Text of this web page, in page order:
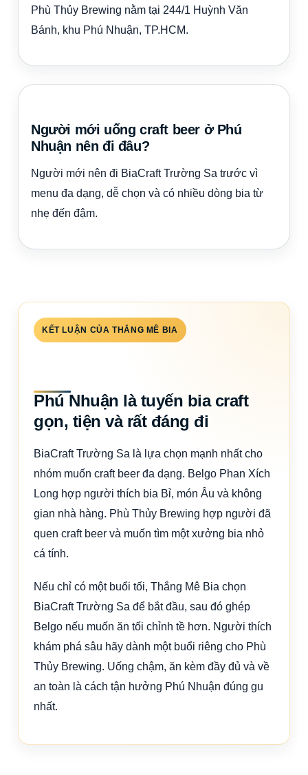
Phù Thủy Brewing nằm tại 244/1 Huỳnh Văn
Bánh, khu Phú Nhuận, TP.HCM.
Người mới uống craft beer ở Phú
Nhuận nên đi đâu?
Người mới nên đi BiaCraft Trường Sa trước vì
menu đa dạng, dễ chọn và có nhiều dòng bia từ
nhẹ đến đậm.
KẾT LUẬN CỦA THẮNG MÊ BIA
Phú Nhuận là tuyến bia craft
gọn, tiện và rất đáng đi
BiaCraft Trường Sa là lựa chọn mạnh nhất cho
nhóm muốn craft beer đa dạng. Belgo Phan Xích
Long hợp người thích bia Bỉ, món Âu và không
gian nhà hàng. Phù Thủy Brewing hợp người đã
quen craft beer và muốn tìm một xưởng bia nhỏ
cá tính.
Nếu chỉ có một buổi tối, Thắng Mê Bia chọn
BiaCraft Trường Sa để bắt đầu, sau đó ghép
Belgo nếu muốn ăn tối chỉnh tề hơn. Người thích
khám phá sâu hãy dành một buổi riêng cho Phù
Thủy Brewing. Uống chậm, ăn kèm đầy đủ và về
an toàn là cách tận hưởng Phú Nhuận đúng gu
nhất.